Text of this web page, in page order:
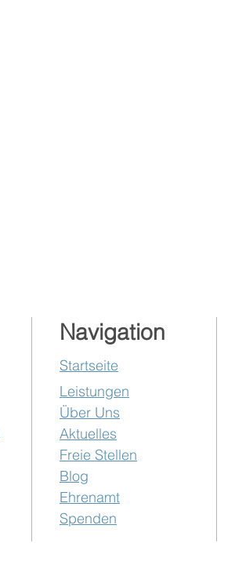
Navigation
Startseite
Leistungen
Über Uns
Aktuelles
Freie Stellen
Blog
Ehrenamt
Spenden